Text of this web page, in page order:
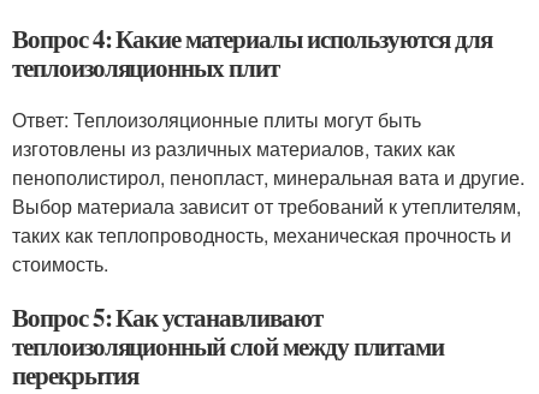
Вопрос 4: Какие материалы используются для
теплоизоляционных плит
Ответ: Теплоизоляционные плиты могут быть
изготовлены из различных материалов, таких как
пенополистирол, пенопласт, минеральная вата и другие.
Выбор материала зависит от требований к утеплителям,
таких как теплопроводность, механическая прочность и
стоимость.
Вопрос 5: Как устанавливают
теплоизоляционный слой между плитами
перекрытия